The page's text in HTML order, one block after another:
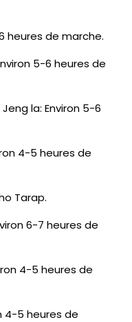
heures de marche.
5-6 heures de
la: Environ 5-6
4-5 heures de
Tarap.
6-7 heures de
4-5 heures de
4-5 heures de